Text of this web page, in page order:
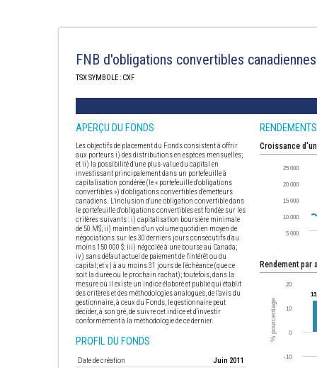
FNB d'obligations convertibles
TSX SYMBOLE : CXF
APERÇU DU FONDS
Les objectifs de placement du Fonds consistent à offrir
aux porteurs i) des distributions en espèces mensuelles;
et ii) la possibilité d'une plus-value du capital en
investissant principalement dans un portefeuille à
capitalisation pondérée (le « portefeuille d'obligations
convertibles ») d'obligations convertibles d'émetteurs
canadiens. L'inclusion d'une obligation convertible dans
le portefeuille d'obligations convertibles est fondée sur les
critères suivants : i) capitalisation boursière minimale
de 50 M$; ii) maintien d'un volume quotidien moyen de
négociations sur les 30 derniers jours consécutifs d'au
moins 150 000 $; iii) négociée à une bourse au Canada;
iv) sans défaut actuel de paiement de l'intérêt ou du
capital; et v) à au moins 31 jours de l'échéance (que ce
soit la durée ou le prochain rachat); toutefois, dans la
mesure où il existe un indice élaboré et publié qui établit
des critères et des méthodologies analogues, de l'avis du
gestionnaire, à ceux du Fonds, le gestionnaire peut
décider, à son gré, de suivre cet indice et d'investir
conformément à la méthodologie de ce dernier.
PROFIL DU FONDS
Date de création
Juin 2011
RENDEMENTS
Croissance
Rendement